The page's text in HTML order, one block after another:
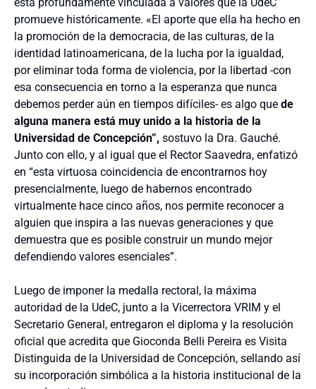
promueve históricamente. «El aporte que ella ha hecho en
la promoción de la democracia, de las culturas, de la
identidad latinoamericana, de la lucha por la igualdad,
por eliminar toda forma de violencia, por la libertad -con
esa consecuencia en torno a la esperanza que nunca
debemos perder aún en tiempos difíciles- es algo que de
alguna manera está muy unido a la historia de la
Universidad de Concepción”, sostuvo la Dra. Gauché.
Junto con ello, y al igual que el Rector Saavedra, enfatizó
en “esta virtuosa coincidencia de encontrarnos hoy
presencialmente, luego de habernos encontrado
virtualmente hace cinco años, nos permite reconocer a
alguien que inspira a las nuevas generaciones y que
demuestra que es posible construir un mundo mejor
defendiendo valores esenciales”.
Luego de imponer la medalla rectoral, la máxima
autoridad de la UdeC, junto a la Vicerrectora VRIM y el
Secretario General, entregaron el diploma y la resolución
oficial que acredita que Gioconda Belli Pereira es Visita
Distinguida de la Universidad de Concepción, sellando así
su incorporación simbólica a la historia institucional de la